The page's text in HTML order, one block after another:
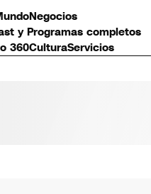
Negocios
y Programas completos
360CulturaServicios